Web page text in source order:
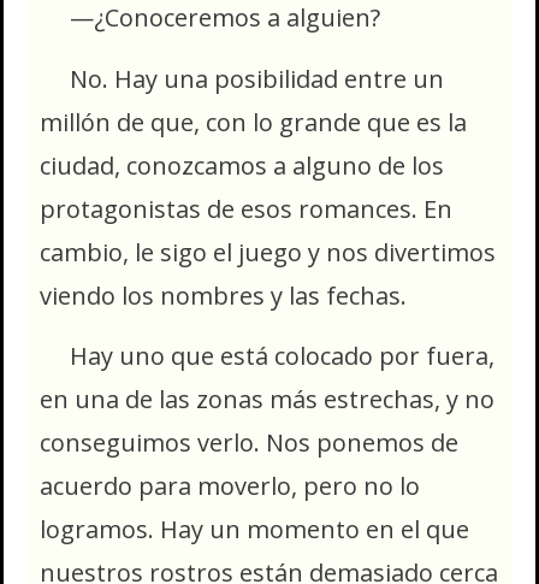
—¿Conoceremos a alguien?
No. Hay una posibilidad entre un
millón de que, con lo grande que es la
ciudad, conozcamos a alguno de los
protagonistas de esos romances. En
cambio, le sigo el juego y nos divertimos
viendo los nombres y las fechas.
Hay uno que está colocado por fuera,
en una de las zonas más estrechas, y no
conseguimos verlo. Nos ponemos de
acuerdo para moverlo, pero no lo
logramos. Hay un momento en el que
nuestros rostros están demasiado cerca